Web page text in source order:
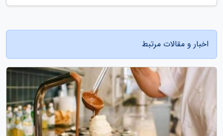
اخبار و مقالات مرتبط